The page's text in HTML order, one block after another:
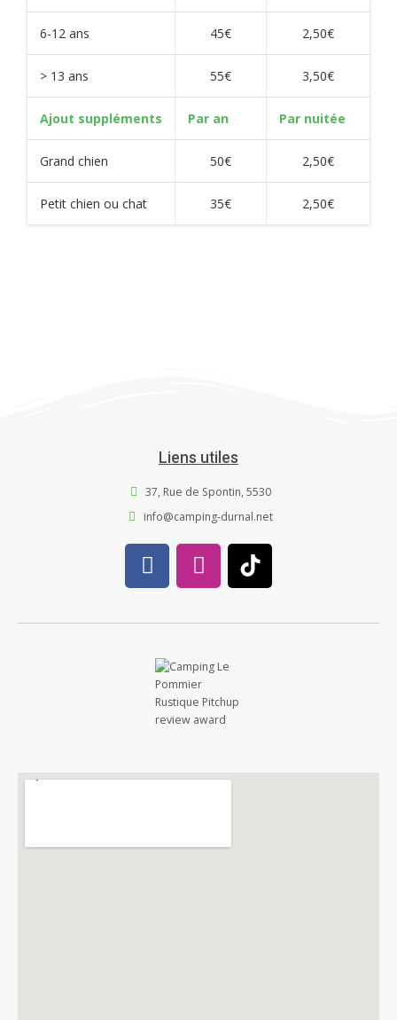
6-12 ans 45€ 2,50€
> 13 ans 55€ 3,50€
Ajout suppléments Par an Par nuitée
Grand chien 50€ 2,50€
Petit chien ou chat 35€ 2,50€
Liens utiles
37, Rue de Spontin, 5530
info@camping-durnal.net